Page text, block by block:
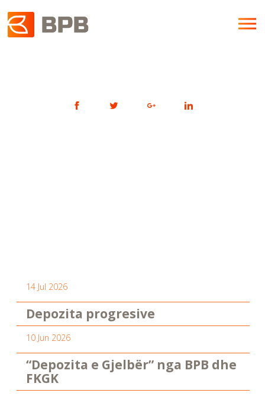
14 Jul 2026
Depozita progresive
10 Jun 2026
“Depozita e Gjelbër” nga BPB dhe
FKGK